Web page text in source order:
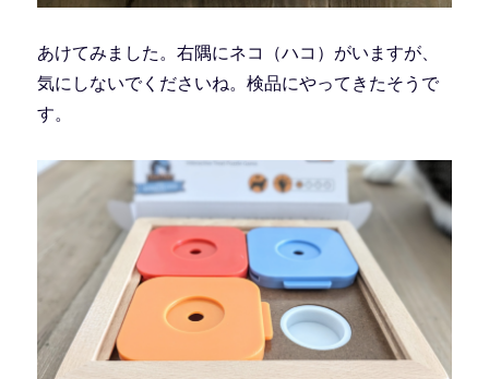
あけてみました。右隅にネコ（ハコ）がいますが、
気にしないでくださいね。検品にやってきたそうで
す。